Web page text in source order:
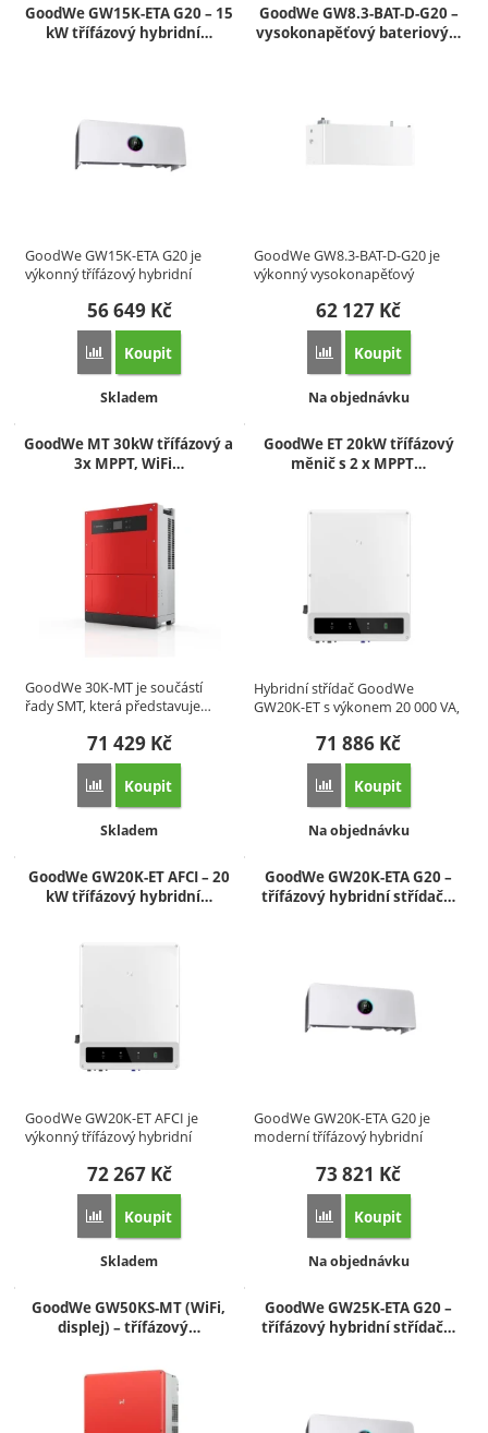
GoodWe GW15K-ETA G20 – 15
kW třífázový hybridní…
GoodWe GW15K-ETA G20 je
výkonný třífázový hybridní
56 649 Kč
Přidat 'GoodWe GW15K-ETA G20 – 15 kW třífázový
Koupit
Dostupnost:
Skladem
GoodWe GW8.3-BAT-D-G20 –
vysokonapěťový bateriový…
GoodWe GW8.3-BAT-D-G20 je
výkonný vysokonapěťový
62 127 Kč
Přidat 'GoodWe
Koupit
Dostupnost:
Na objednávku
GoodWe MT 30kW třífázový a
3x MPPT, WiFi…
GoodWe 30K-MT je součástí
řady SMT, která představuje…
71 429 Kč
Přidat 'GoodWe MT 30kW třífázový a 3x MPPT, WiFi
Koupit
Dostupnost:
Skladem
GoodWe ET 20kW třífázový
měnič s 2 x MPPT…
Hybridní střídač GoodWe
GW20K-ET s výkonem 20 000 VA,
71 886 Kč
Přidat 'GoodWe ET
Koupit
Dostupnost:
Na objednávku
GoodWe GW20K-ET AFCI – 20
kW třífázový hybridní…
GoodWe GW20K-ET AFCI je
výkonný třífázový hybridní
72 267 Kč
Přidat 'GoodWe GW20K-ET AFCI – 20 kW třífázový
Koupit
Dostupnost:
Skladem
GoodWe GW20K-ETA G20 –
třífázový hybridní střídač…
GoodWe GW20K-ETA G20 je
moderní třífázový hybridní
73 821 Kč
Přidat 'GoodWe
Koupit
Dostupnost:
Na objednávku
GoodWe GW50KS-MT (WiFi,
displej) – třífázový…
GoodWe GW25K-ETA G20 –
třífázový hybridní střídač…